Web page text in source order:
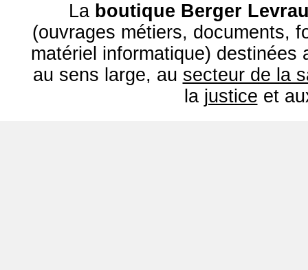
La boutique Berger
(ouvrages métiers, documents,
matériel informatique) destinées
au sens large, au secteur de la
la justice et